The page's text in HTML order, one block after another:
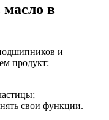
в
и
продукт:
свои функции.